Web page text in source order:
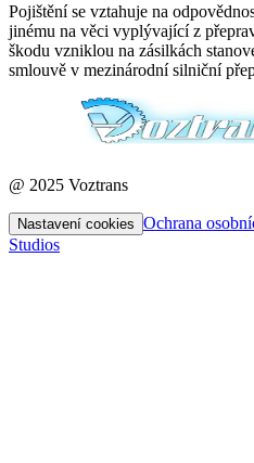
Pojištění se vztahuje na
jinému na věci vyplývající z
škodu vzniklou na zásilkách
smlouvě v mezinárodní silniční
@ 2025 Voztrans
Nastavení cookies Ochrana
Studios